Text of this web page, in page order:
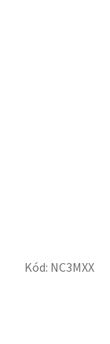
Kód: NC3MXX